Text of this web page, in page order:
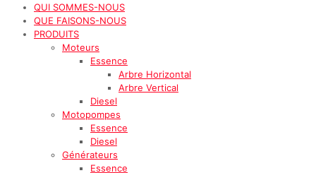
QUI SOMMES-NOUS
QUE FAISONS-NOUS
PRODUITS
Moteurs
Essence
Arbre Horizontal
Arbre Vertical
Diesel
Motopompes
Essence
Diesel
Générateurs
Essence